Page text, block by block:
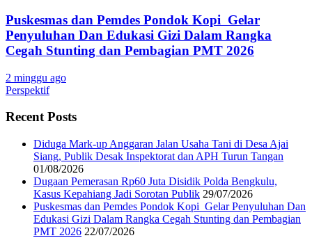
Puskesmas dan Pemdes Pondok Kopi Gelar
Penyuluhan Dan Edukasi Gizi Dalam Rangka
Cegah Stunting dan Pembagian PMT 2026
2 minggu ago
Perspektif
Recent Posts
Diduga Mark-up Anggaran Jalan Usaha Tani di Desa Ajai
Siang, Publik Desak Inspektorat dan APH Turun Tangan
01/08/2026
Dugaan Pemerasan Rp60 Juta Disidik Polda Bengkulu,
Kasus Kepahiang Jadi Sorotan Publik 29/07/2026
Puskesmas dan Pemdes Pondok Kopi Gelar Penyuluhan Dan
Edukasi Gizi Dalam Rangka Cegah Stunting dan Pembagian
PMT 2026 22/07/2026